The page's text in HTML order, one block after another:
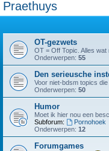
Praethuys
OT-gezwets
OT = Off Topic. Alles wat
Onderwerpen: 55
Den serieusche
Voor niet-bdsm topics
Onderwerpen: 50
Humor
Moet ik hier nou een
Subforum:
Pornohoek
Onderwerpen: 12
Forumgames